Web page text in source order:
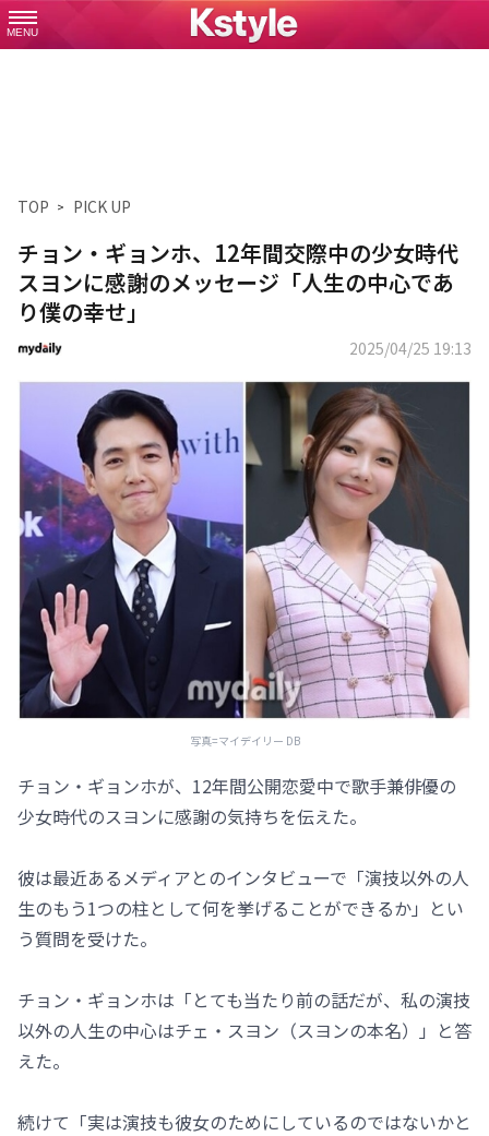
MENU
TOP PICK UP
チョン・ギョンホ、12年間交際中の少女時代
スヨンに感謝のメッセージ「人生の中心であ
り僕の幸せ」
2025/04/25 19:13
写真=マイデイリー DB
チョン・ギョンホが、12年間公開恋愛中で歌手兼俳優の
少女時代のスヨンに感謝の気持ちを伝えた。
彼は最近あるメディアとのインタビューで「演技以外の人
生のもう1つの柱として何を挙げることができるか」とい
う質問を受けた。
チョン・ギョンホは「とても当たり前の話だが、私の演技
以外の人生の中心はチェ・スヨン（スヨンの本名）」と答
えた。
続けて「実は演技も彼女のためにしているのではないかと